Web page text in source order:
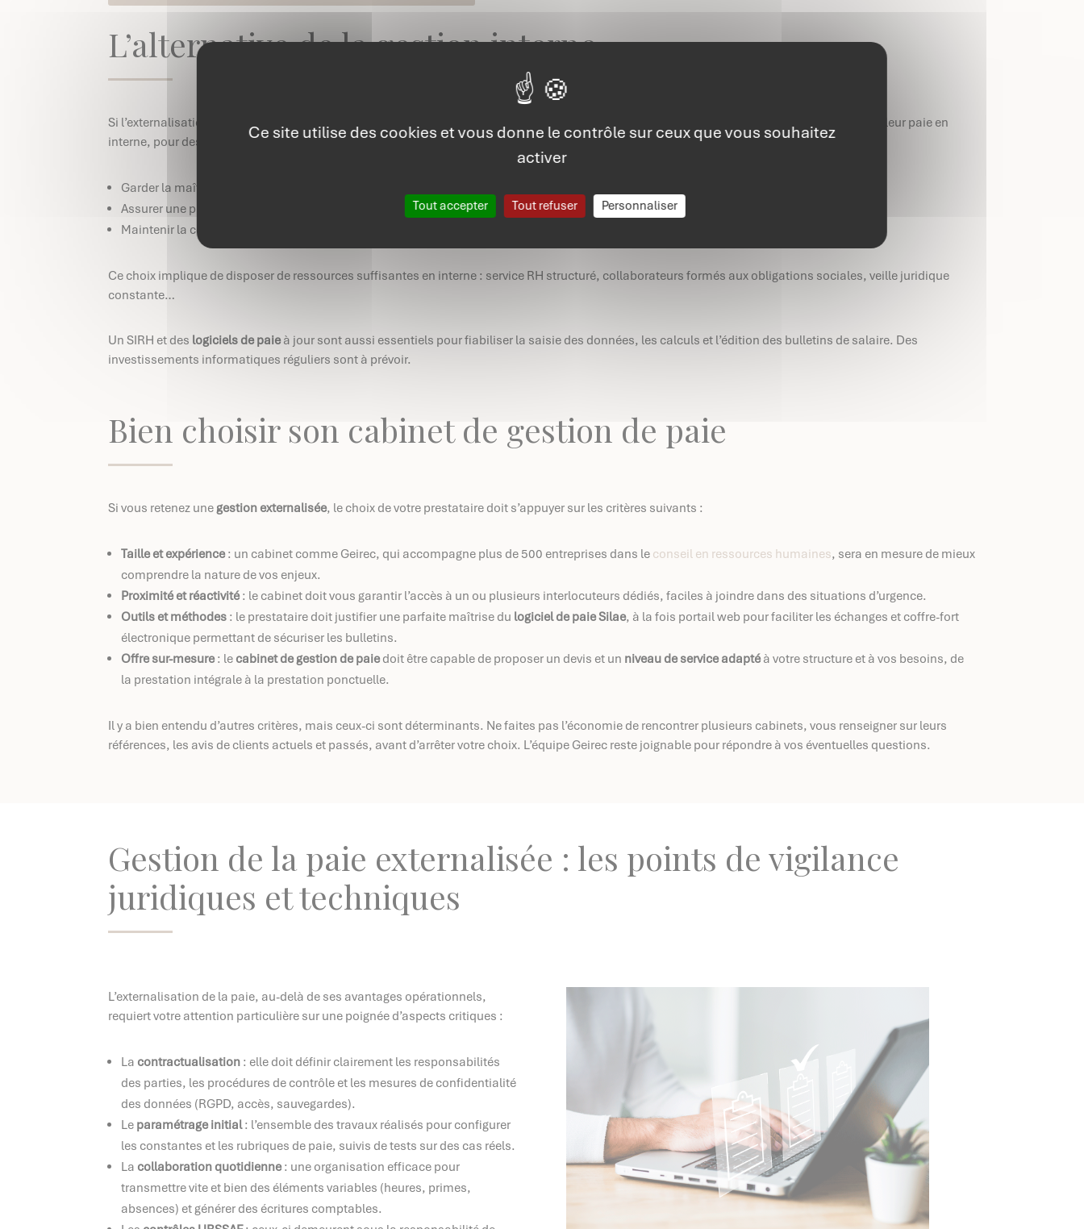
L’alternative de la gestion interne
Si l’externalisation vers un
présente de nombreux bénéfices, certaines entreprises choisissent néanmoins de gérer leur paie en
interne, pour des raisons évidentes :
Garder la maîtrise complète du processus paie
Assurer une proximité avec les équipes
Maintenir la confidentialité des données
Ce choix implique de disposer de ressources suffisantes en interne : service RH structuré, collaborateurs formés aux obligations sociales, veille juridique
constante…
Un SIRH et des logiciels de paieà jour sont aussi essentiels pour fiabiliser la saisie des données, les calculs et l’édition des bulletins de salaire. Des
investissements informatiques réguliers sont à prévoir.
Bien choisir son cabinet de gestion de paie
Si vous retenez unegestion externalisée, le choix de votre prestataire doit s’appuyer sur les critères suivants :
Taille et expérience: un cabinet comme Geirec, qui accompagne plus de 500 entreprises dans le conseil en ressources humaines, sera en mesure de mieux
comprendre la nature de vos enjeux.
Proximité et réactivité: le cabinet doit vous garantir l’accès à un ou plusieurs interlocuteurs dédiés, faciles à joindre dans des situations d’urgence.
Outils et méthodes : le prestataire doit justifier une parfaite maîtrise du logiciel de paie Silae, à la fois portail web pour faciliter les échanges et coffre-fort
électronique permettant de sécuriser les bulletins.
Offre sur-mesure: le cabinet de gestion de paiedoit être capable de proposer un devis et un niveau de service adaptéà votre structure et à vos besoins, de
la prestation intégrale à la prestation ponctuelle.
Il y a bien entendu d’autres critères, mais ceux-ci sont déterminants. Ne faites pas l’économie de rencontrer plusieurs cabinets, vous renseigner sur leurs
références, les avis de clients actuels et passés, avant d’arrêter votre choix. L’équipe Geirec reste joignable pour répondre à vos éventuelles questions.
Gestion de la paie externalisée : les points de vigilance
juridiques et techniques
L’externalisation de la paie, au-delà de ses avantages opérationnels,
requiert votre attention particulière sur une poignée d’aspects critiques :
La contractualisation : elle doit définir clairement les responsabilités
des parties, les procédures de contrôle et les mesures de confidentialité
des données (RGPD, accès, sauvegardes).
Le paramétrage initial: l’ensemble des travaux réalisés pour configurer
les constantes et les rubriques de paie, suivis de tests sur des cas réels.
La collaboration quotidienne: une organisation efficace pour
transmettre vite et bien des éléments variables (heures, primes,
absences) et générer des écritures comptables.
Ce site utilise des cookies et vous donne le contrôle sur ceux que vous souhaitez
activer
Tout accepter Tout refuser Personnaliser